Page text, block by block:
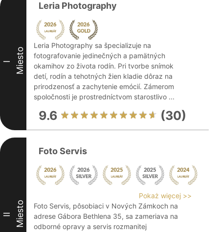
I Miesto
Leria Photography
Leria Photography sa špecializuje na
fotografovanie jedinečných a pamätných
okamihov zo života rodín. Pri tvorbe snímok
detí, rodín a tehotných žien kladie dôraz na
prirodzenosť a zachytenie emócií. Zámerom
spoločnosti je prostredníctvom starostlivo ...
9.6 (30)
II Miesto
Foto Servis
Pokaż więcej >>
Foto Servis, pôsobiaci v Nových Zámkoch na
adrese Gábora Bethlena 35, sa zameriava na
odborné opravy a servis rozmanitej